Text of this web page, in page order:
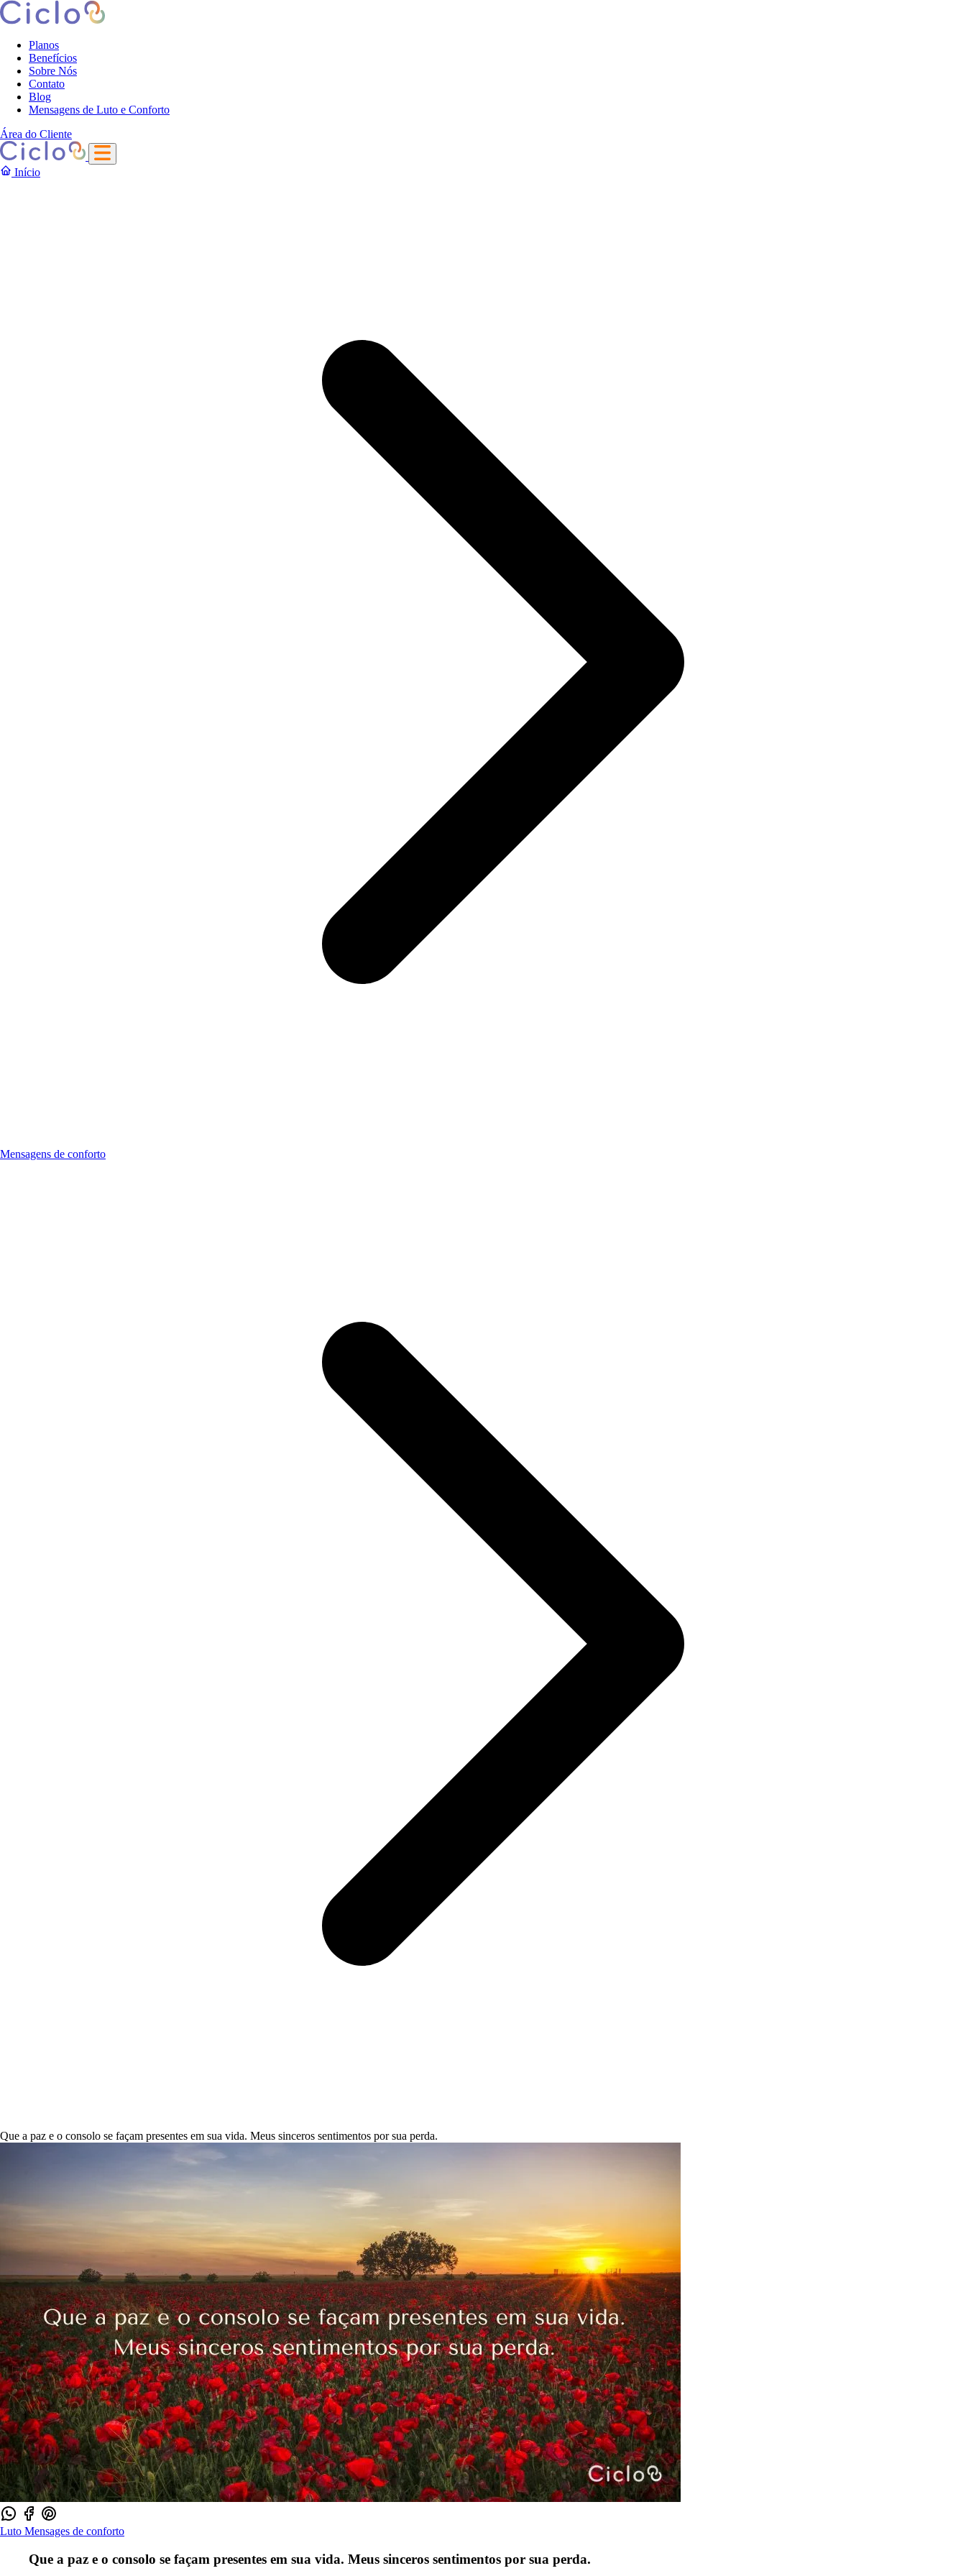
Planos
Benefícios
Sobre Nós
Contato
Blog
Mensagens de Luto e Conforto
Área do Cliente
Início
Mensagens de conforto
Que a paz e o consolo se façam presentes em sua vida. Meus sinceros sentimentos por sua perda.
Luto Mensages de conforto
Que a paz e o consolo se façam presentes em sua vida. Meus sinceros sentimentos por sua perda.